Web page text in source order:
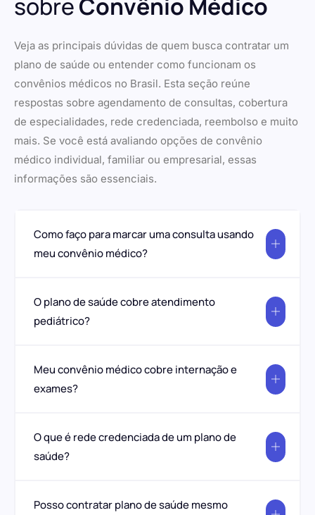
sobreConvênio Médico
Veja as principais dúvidas de quem busca contratar um
plano de saúde ou entender como funcionam os
convênios médicos no Brasil. Esta seção reúne
respostas sobre agendamento de consultas, cobertura
de especialidades, rede credenciada, reembolso e muito
mais. Se você está avaliando opções de convênio
médico individual, familiar ou empresarial, essas
informações são essenciais.
Como faço para marcar uma consulta usando
meu convênio médico?
O plano de saúde cobre atendimento
pediátrico?
Meu convênio médico cobre internação e
exames?
O que é rede credenciada de um plano de
saúde?
Posso contratar plano de saúde mesmo